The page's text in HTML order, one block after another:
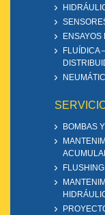
FLUÍDICA
BOMBAS